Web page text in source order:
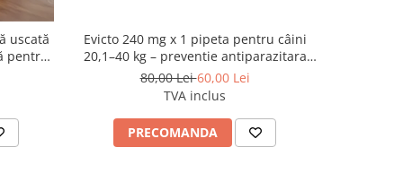
uscată
pentru
Evicto 240 mg x 1 pipeta pentru câini
20,1–40 kg – preventie antiparazitara
interna și externa cu selamectină
80,00 Lei60,00 Lei
TVA inclus
PRECOMANDA